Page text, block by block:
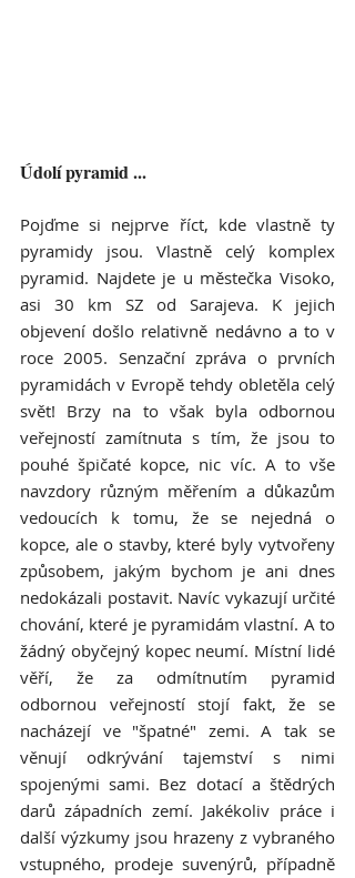
Údolí pyramid ...
Pojďme si nejprve říct, kde vlastně ty
pyramidy jsou. Vlastně celý komplex
pyramid. Najdete je u městečka Visoko,
asi 30 km SZ od Sarajeva. K jejich
objevení došlo relativně nedávno a to v
roce 2005. Senzační zpráva o prvních
pyramidách v Evropě tehdy obletěla celý
svět! Brzy na to však byla odbornou
veřejností zamítnuta s tím, že jsou to
pouhé špičaté kopce, nic víc. A to vše
navzdory různým měřením a důkazům
vedoucích k tomu, že se nejedná o
kopce, ale o stavby, které byly vytvořeny
způsobem, jakým bychom je ani dnes
nedokázali postavit. Navíc vykazují určité
chování, které je pyramidám vlastní. A to
žádný obyčejný kopec neumí. Místní lidé
věří, že za odmítnutím pyramid
odbornou veřejností stojí fakt, že se
nacházejí ve "špatné" zemi. A tak se
věnují odkrývání tajemství s nimi
spojenými sami. Bez dotací a štědrých
darů západních zemí. Jakékoliv práce i
další výzkumy jsou hrazeny z vybraného
vstupného, prodeje suvenýrů, případně